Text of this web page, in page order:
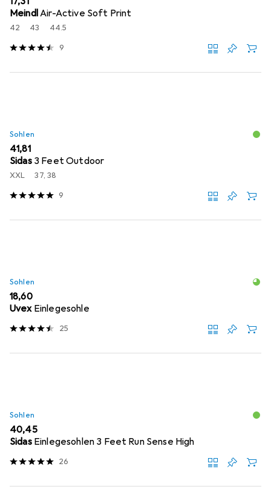
MeindlAir-Active Soft Print
42 43 44.5
9
Sohlen
EUR
41,81
Sidas 3 Feet Outdoor
XXL 37, 38
9
Sohlen
EUR
18,60
Uvex Einlegesohle
25
Sohlen
EUR
40,45
Sidas Einlegesohlen 3 Feet Run Sense High
26